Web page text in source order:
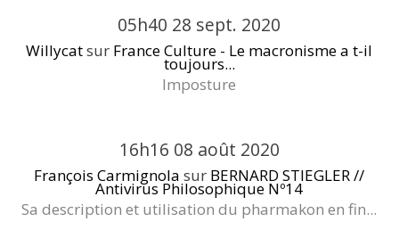
05h40 28 sept. 2020
Willycatsur France Culture - Le macronisme a t-il
toujours...
Imposture
16h16 08 août 2020
François Carmignola sur BERNARD STIEGLER //
Antivirus Philosophique Nº14
Sa description et utilisation du pharmakon en fin...